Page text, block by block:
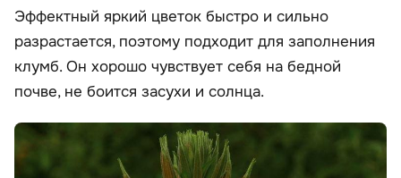
Эффектный яркий цветок быстро и сильно
разрастается, поэтому подходит для заполнения
клумб. Он хорошо чувствует себя на бедной
почве, не боится засухи и солнца.